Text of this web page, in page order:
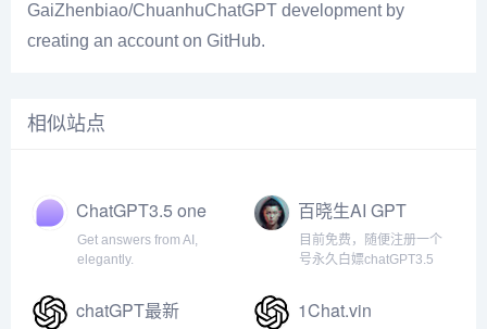
GaiZhenbiao/ChuanhuChatGPT development by
creating an account on GitHub.
相似站点
ChatGPT3.5 one
Get answers from AI,
elegantly.
百晓生AI GPT
目前免费，随便注册一个
号永久白嫖chatGPT3.5
chatGPT最新 1Chat.vin